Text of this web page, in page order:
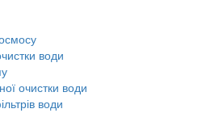
води
очистки води
води